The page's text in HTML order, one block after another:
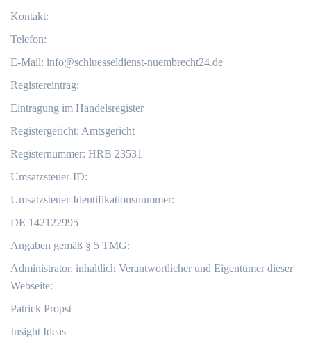
Kontakt:
Telefon:
E-Mail: info@schluesseldienst-nuembrecht24.de
Registereintrag:
Eintragung im Handelsregister
Registergericht: Amtsgericht
Registernummer: HRB 23531
Umsatzsteuer-ID:
Umsatzsteuer-Identifikationsnummer:
DE 142122995
Angaben gemäß § 5 TMG:
Administrator, inhaltlich Verantwortlicher und Eigentümer dieser
Webseite:
Patrick Propst
Insight Ideas